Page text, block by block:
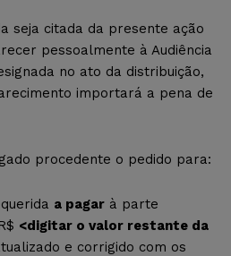
seja citada da presente ação
pessoalmente à Audiência
no ato da distribuição,
importará a pena de
procedente o pedido para:
a pagar à parte
<digitar o valor restante da
e corrigido com os